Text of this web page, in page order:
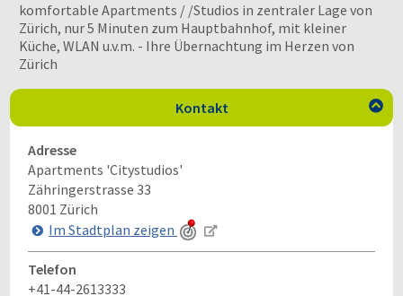
komfortable Apartments / /Studios in zentraler Lage von
Zürich, nur 5 Minuten zum Hauptbahnhof, mit kleiner
Küche, WLAN u.v.m. - Ihre Übernachtung im Herzen von
Zürich
Kontakt 
Adresse
Apartments 'Citystudios'
Zähringerstrasse 33
8001 Zürich
Im Stadtplan zeigen
Telefon
+41-44-2613333